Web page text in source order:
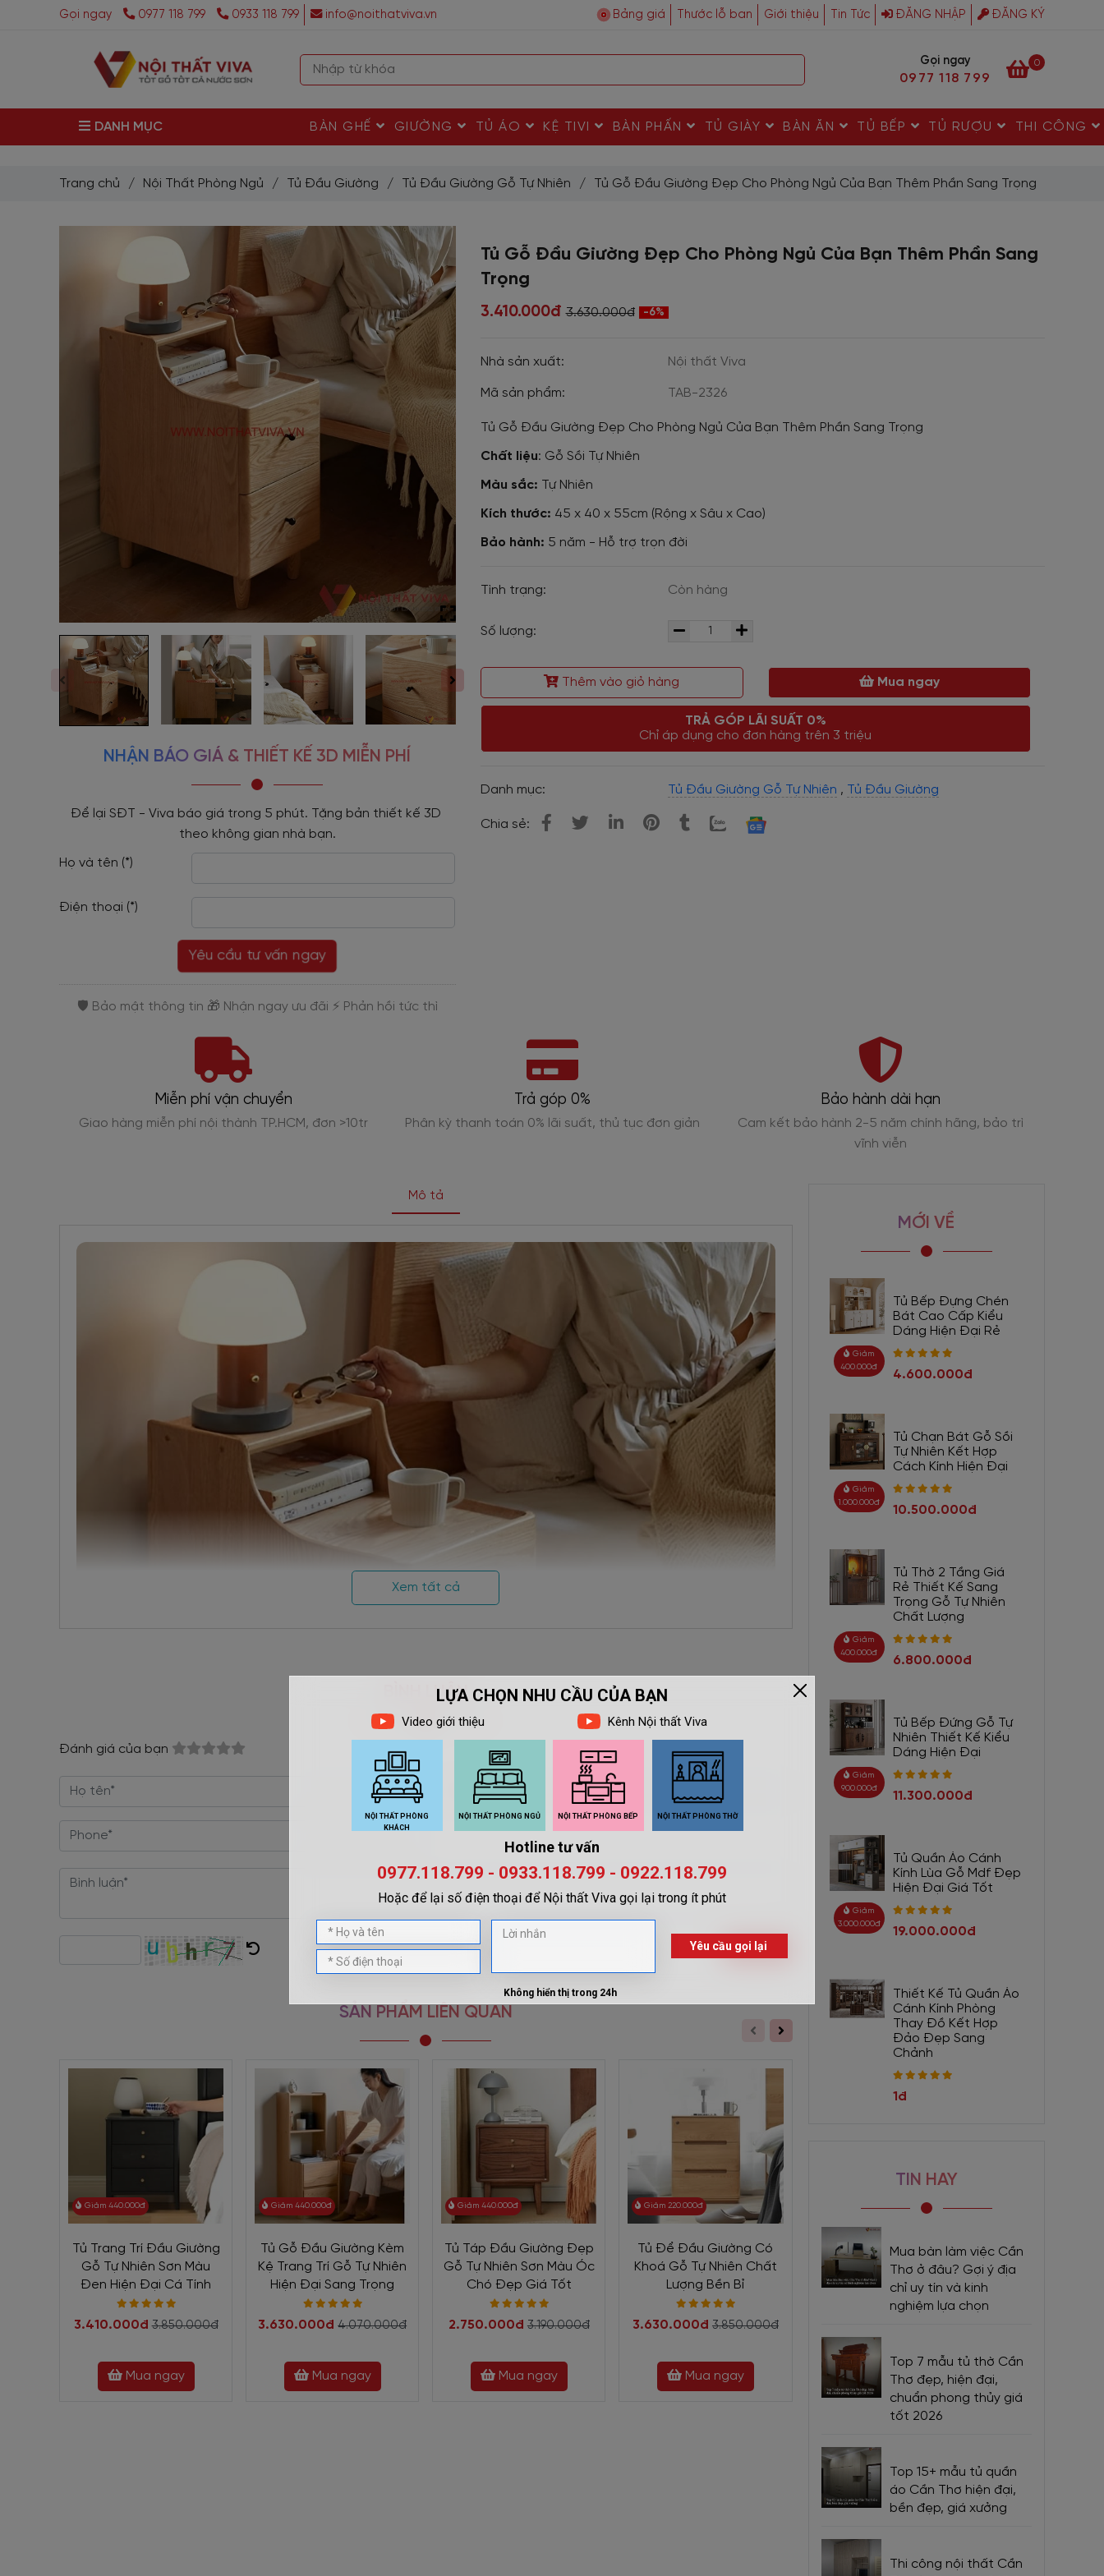
Gọi ngay 0977 118 799 0933 118 799 info@noithatviva.vn Bảng giá Thước lỗ ban Giới thiệu Tin Tức ĐĂNG NHẬP ĐĂNG KÝ
Gọi ngay
0977 118 799
0
DANH MỤC BÀN GHẾ GIƯỜNG TỦ ÁO KỆ TIVI BÀN PHẤN TỦ GIÀY BÀN ĂN TỦ BẾP TỦ RƯỢU THI CÔNG
Trang chủ / Nội Thất Phòng Ngủ / Tủ Đầu Giường / Tủ Đầu Giường Gỗ Tự Nhiên / Tủ Gỗ Đầu Giường Đẹp Cho Phòng Ngủ Của Bạn Thêm Phần Sang Trọng
NHẬN BÁO GIÁ & THIẾT KẾ 3D MIỄN PHÍ
Để lại SĐT - Viva báo giá trong 5 phút. Tặng bản thiết kế 3D
theo không gian nhà bạn.
Họ và tên (*)
Điện thoại (*)
Yêu cầu tư vấn ngay
Tủ Gỗ Đầu Giường Đẹp Cho Phòng Ngủ Của Bạn Thêm Phần Sang
Trọng
3.410.000đ 3.630.000đ -6%
Nhà sản xuất: Nội thất Viva
Mã sản phẩm: TAB-2326
Tủ Gỗ Đầu Giường Đẹp Cho Phòng Ngủ Của Bạn Thêm Phần Sang Trọng
Chất liệu: Gỗ Sồi Tự Nhiên
Màu sắc: Tự Nhiên
Kích thước: 45 x 40 x 55cm (Rộng x Sâu x Cao)
Bảo hành: 5 năm - Hỗ trợ trọn đời
Tình trạng: Còn hàng
Số lượng:
Thêm vào giỏ hàng Mua ngay
TRẢ GÓP LÃI SUẤT 0%
Chỉ áp dụng cho đơn hàng trên 3 triệu
Danh mục: Tủ Đầu Giường Gỗ Tự Nhiên , Tủ Đầu Giường
Chia sẻ:
Trả góp 0%
Phân kỳ thanh toán 0% lãi suất, thủ tục đơn giản
Bảo hành dài hạn
Cam kết bảo hành 2-5 năm chính hãng, bảo trì
Showroom thực tế
Trải nghiệm sản phẩm trực tiếp tại 2 showroom
Mô tả
Xem tất cả
BÌNH LUẬN
Đánh giá của bạn
Gửi
SẢN PHẨM LIÊN QUAN
Giảm 440.000đ
Tủ Trang Trí Đầu Giường
Gỗ Tự Nhiên Sơn Màu
Đen Hiện Đại Cá Tính
3.410.000đ 3.850.000đ
Mua ngay
Giảm 440.000đ
Tủ Gỗ Đầu Giường Kèm
Kệ Trang Trí Gỗ Tự Nhiên
Hiện Đại Sang Trọng
3.630.000đ 4.070.000đ
Mua ngay
Giảm 440.000đ
Tủ Táp Đầu Giường Đẹp
Gỗ Tự Nhiên Sơn Màu Óc
Chó Đẹp Giá Tốt
2.750.000đ 3.190.000đ
Mua ngay
Giảm 220.000đ
Tủ Để Đầu Giường Có
Khoá Gỗ Tự Nhiên Chất
Lượng Bền Bỉ
3.630.000đ 3.850.000đ
Mua ngay
Tab Giường Ngủ Gỗ Tự
Nhiên Bền Bỉ Cá Tính Giá
Tốt
Mua ngay
Tab Đầu
Sồi Sơn Trắng
MỚI VỀ
Giảm
400.000đ
Tủ Bếp Đựng Chén
Bát Cao Cấp Kiểu
Dáng Hiện Đại Rẻ
4.600.000đ
Giảm
1.000.000đ
Tủ Chạn Bát Gỗ Sồi
Tự Nhiên Kết Hợp
Cách Kính Hiện Đại
10.500.000đ
Giảm
400.000đ
Tủ Thờ 2 Tầng Giá
Rẻ Thiết Kế Sang
Trọng Gỗ Tự Nhiên
Chất Lượng
6.800.000đ
Giảm
900.000đ
Tủ Bếp Đứng Gỗ Tự
Nhiên Thiết Kế Kiểu
Dáng Hiện Đại
11.300.000đ
Giảm
3.000.000đ
Tủ Quần Áo Cánh
Kính Lùa Gỗ Mdf Đẹp
Hiện Đại Giá Tốt
19.000.000đ
Thiết Kế Tủ Quần Áo
Cánh Kính Phòng
Thay Đồ Kết Hợp
Đảo Đẹp Sang
Chảnh
1đ
TIN HAY
Mua bàn làm việc Cần
Thơ ở đâu? Gợi ý địa
chỉ uy tín và kinh
nghiệm lựa chọn
Top 7 mẫu tủ thờ Cần
Thơ đẹp, hiện đại,
chuẩn phong thủy giá
tốt 2026
Top 15+ mẫu tủ quần
áo Cần Thơ hiện đại,
bền đẹp, giá xưởng
Thi công nội thất Cần